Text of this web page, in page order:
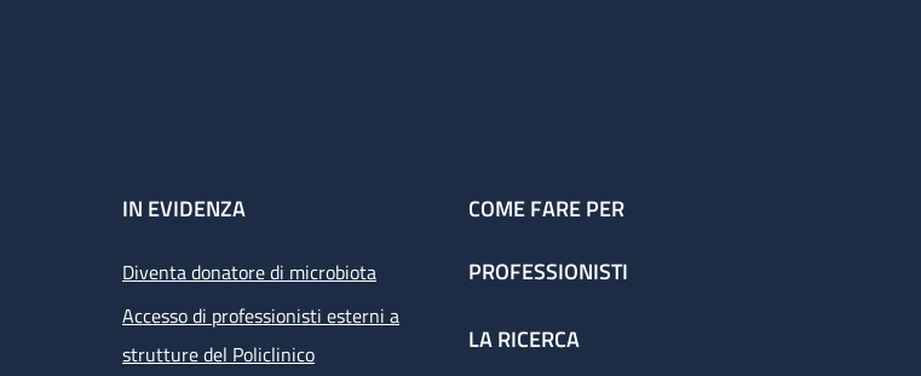
IN EVIDENZA
Diventa donatore di microbiota
Accesso di professionisti esterni a
strutture del Policlinico
COME FARE PER
PROFESSIONISTI
LA RICERCA